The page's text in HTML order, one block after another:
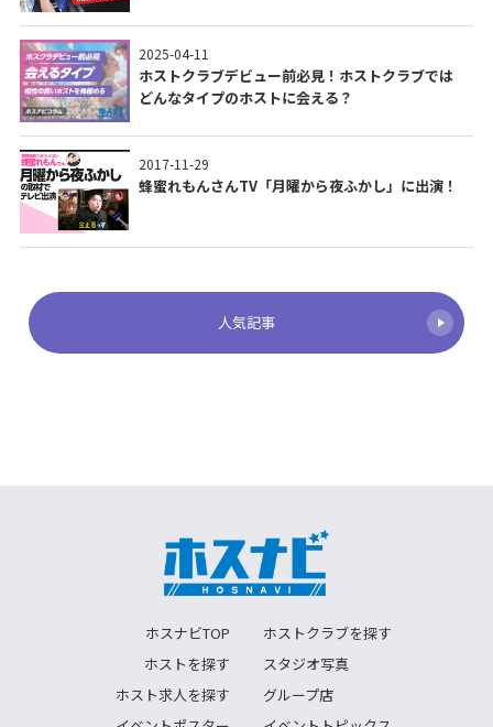
2025-04-11
ホストクラブデビュー前必見！ホストクラブでは
どんなタイプのホストに会える？
2017-11-29
蜂蜜れもんさんTV「月曜から夜ふかし」に出演！
人気記事
ホスナビTOP
ホストクラブを探す
ホストを探す
スタジオ写真
ホスト求人を探す
グループ店